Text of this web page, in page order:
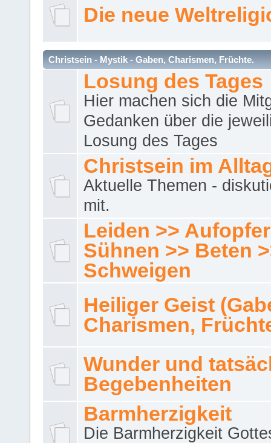
Die neue
Christsein - Mystik - Gaben, Charismen, Früchte.
Losung des Tages
Hier machen sich die
Gedanken über die
Losung des Tages
Christsein im
Aktuelle Themen -
mit.
Leiden >>
Sühnen >> Beten
Schweigen
Heiliger Geist
Charismen,
Wunder und
Begebenheiten
Barmherzigkeit
Die Barmherzigkeit